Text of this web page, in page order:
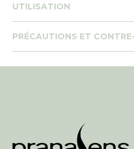
UTILISATION
PRÉCAUTIONS ET